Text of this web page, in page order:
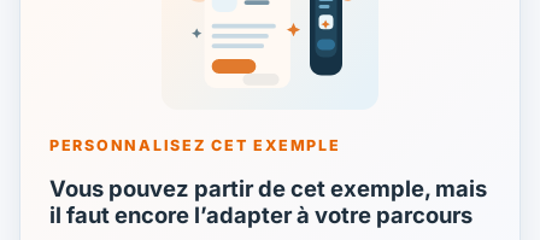
PERSONNALISEZ CET EXEMPLE
Vous pouvez partir de cet exemple, mais
il faut encore l’adapter à votre parcours